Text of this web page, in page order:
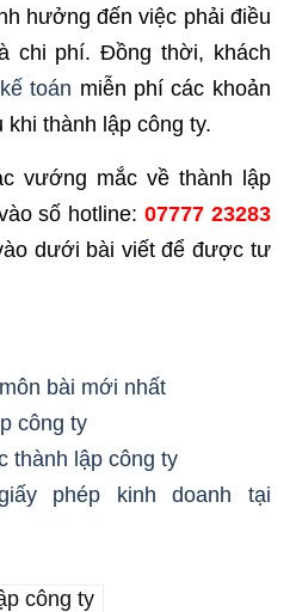
hưởng đến việc phải điều
chi phí. Đồng thời, khách
kế toán miễn phí các khoản
thành lập công ty.
vướng mắc về thành lập
số hotline: 07777 23283
dưới bài viết để được tư
bài mới nhất
công ty
thành lập công ty
phép kinh doanh tại
công ty